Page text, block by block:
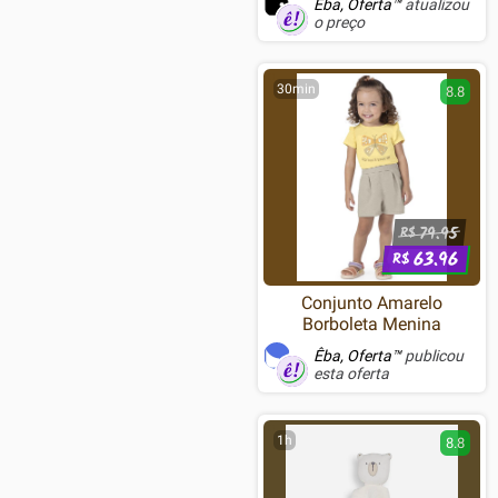
Branco
Êba, Oferta™atualizou
o preço
30min 8.8
R$79.95
R$63.96
Conjunto Amarelo
Borboleta Menina
Êba, Oferta™publicou
esta oferta
1h 8.8